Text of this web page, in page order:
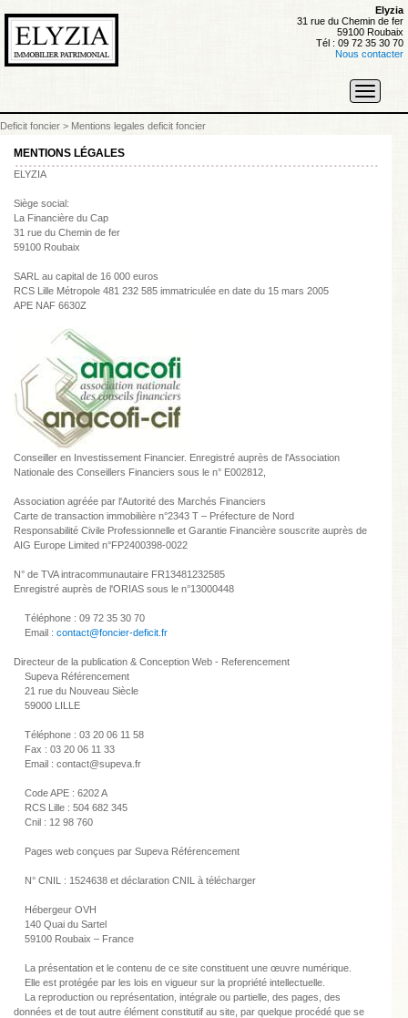
Elyzia
31 rue du Chemin de fer
59100 Roubaix
Tél : 09 72 35 30 70
Nous contacter
Toggle
Deficit foncier > Mentions legales deficit foncier
MENTIONS LÉGALES
ELYZIA
Siège social:
La Financière du Cap
31 rue du Chemin de fer
59100 Roubaix
SARL au capital de 16 000 euros
RCS Lille Métropole 481 232 585 immatriculée en date du 15 mars 2005
APE NAF 6630Z
Conseiller en Investissement Financier. Enregistré auprès de l'Association
Nationale des Conseillers Financiers sous le n° E002812,
Association agréée par l'Autorité des Marchés Financiers
Carte de transaction immobilière n°2343 T – Préfecture de Nord
Responsabilité Civile Professionnelle et Garantie Financière souscrite auprès de
AIG Europe Limited n°FP2400398-0022
N° de TVA intracommunautaire FR13481232585
Enregistré auprès de l'ORIAS sous le n°13000448
Téléphone : 09 72 35 30 70
Email : contact@foncier-deficit.fr
Directeur de la publication & Conception Web - Referencement
Supeva Référencement
21 rue du Nouveau Siècle
59000 LILLE
Téléphone : 03 20 06 11 58
Fax : 03 20 06 11 33
Email : contact@supeva.fr
Code APE : 6202 A
RCS Lille : 504 682 345
Cnil : 12 98 760
Pages web conçues par Supeva Référencement
N° CNIL : 1524638 et déclaration CNIL à télécharger
Hébergeur OVH
140 Quai du Sartel
59100 Roubaix – France
La présentation et le contenu de ce site constituent une œuvre numérique.
Elle est protégée par les lois en vigueur sur la propriété intellectuelle.
La reproduction ou représentation, intégrale ou partielle, des pages, des
données et de tout autre élément constitutif au site, par quelque procédé que se